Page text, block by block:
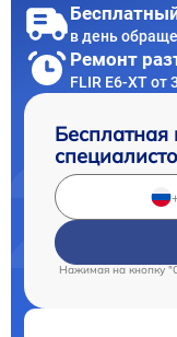
в день
Ремонт
FLIR E6-XT от
Бесплатная
Нажимая на кнопку